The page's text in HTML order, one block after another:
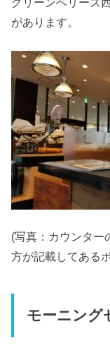
があります。
(写真：カウンター
方が記載してある
モーニング